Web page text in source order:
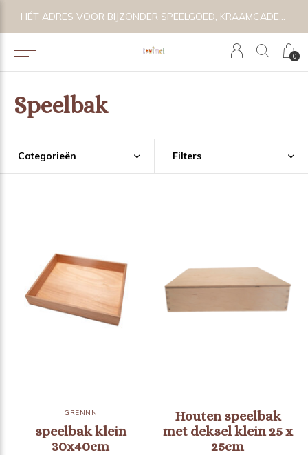
0
HÉT ADRES VOOR BIJZONDER SPEELGOED, KRAAMCADEAU'S & KIDS LIFESTYLE
Speelbak
Categorieën Filters
GRENNN
speelbak klein
30x40cm
Houten speelbak
met deksel klein 25 x
25cm